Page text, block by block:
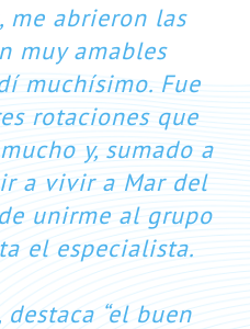
me abrieron las
muy amables
muchísimo. Fue
rotaciones que
y, sumado a
a vivir a Mar del
unirme al grupo
el especialista.
⠀
“el buen